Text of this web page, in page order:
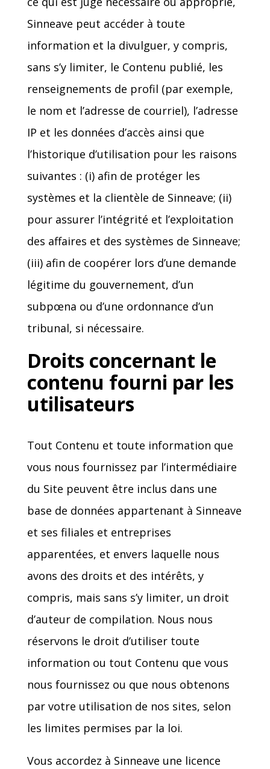
Sinneave peut accéder à toute
information et la divulguer, y compris,
sans s’y limiter, le Contenu publié, les
renseignements de profil (par exemple,
le nom et l’adresse de courriel), l’adresse
IP et les données d’accès ainsi que
l’historique d’utilisation pour les raisons
suivantes : (i) afin de protéger les
systèmes et la clientèle de Sinneave; (ii)
pour assurer l’intégrité et l’exploitation
des affaires et des systèmes de Sinneave;
(iii) afin de coopérer lors d’une demande
légitime du gouvernement, d’un
subpœna ou d’une ordonnance d’un
tribunal, si nécessaire.
Droits concernant le
contenu fourni par les
utilisateurs
Tout Contenu et toute information que
vous nous fournissez par l’intermédiaire
du Site peuvent être inclus dans une
base de données appartenant à Sinneave
et ses filiales et entreprises
apparentées, et envers laquelle nous
avons des droits et des intérêts, y
compris, mais sans s’y limiter, un droit
d’auteur de compilation. Nous nous
réservons le droit d’utiliser toute
information ou tout Contenu que vous
nous fournissez ou que nous obtenons
par votre utilisation de nos sites, selon
les limites permises par la loi.
Vous accordez à Sinneave une licence